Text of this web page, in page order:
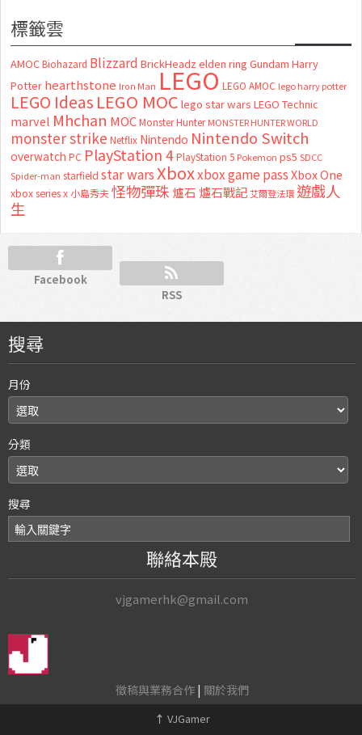
標籤雲
AMOC Biohazard Blizzard BrickHeadz elden ring Gundam Harry
Potter hearthstone Iron Man LEGO LEGO AMOC lego harry potter
LEGO Ideas LEGO MOC lego star wars LEGO Technic
marvel Mhchan MOC Monster Hunter MONSTER HUNTER WORLD
monster strike Netflix Nintendo Nintendo Switch
overwatch PC PlayStation 4 PlayStation 5 Pokemon ps5 SDCC
Spider-man starfield star warsXboxxbox game passXbox One
xbox series x 小島秀夫怪物彈珠 爐石 爐石戰記艾爾登法環 遊戲人
生
Facebook
RSS
搜尋
月份
分類
搜尋
聯絡本殿
vjgamerhk@gmail.com
徵稿與業務合作| 關於我們
↑ VJGamer